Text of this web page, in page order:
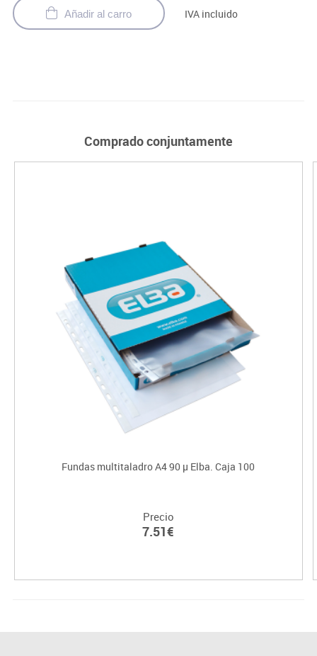
Añadir al carro IVA incluido
Comprado conjuntamente
Fundas multitaladro A4 90 µ Elba. Caja 100
Precio
7.51€